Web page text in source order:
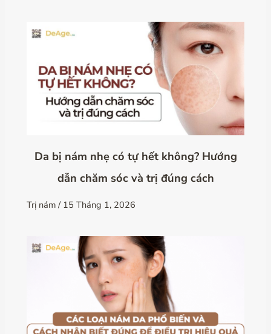
Da bị nám nhẹ có tự hết không? Hướng
dẫn chăm sóc và trị đúng cách
Trị nám/ 15 Tháng 1, 2026